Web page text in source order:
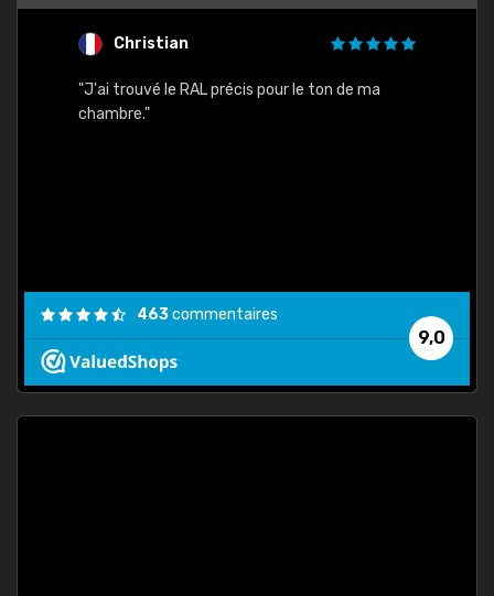
Christian
"J'ai trouvé le RAL précis pour le ton de ma
chambre."
9,0
463commentaires